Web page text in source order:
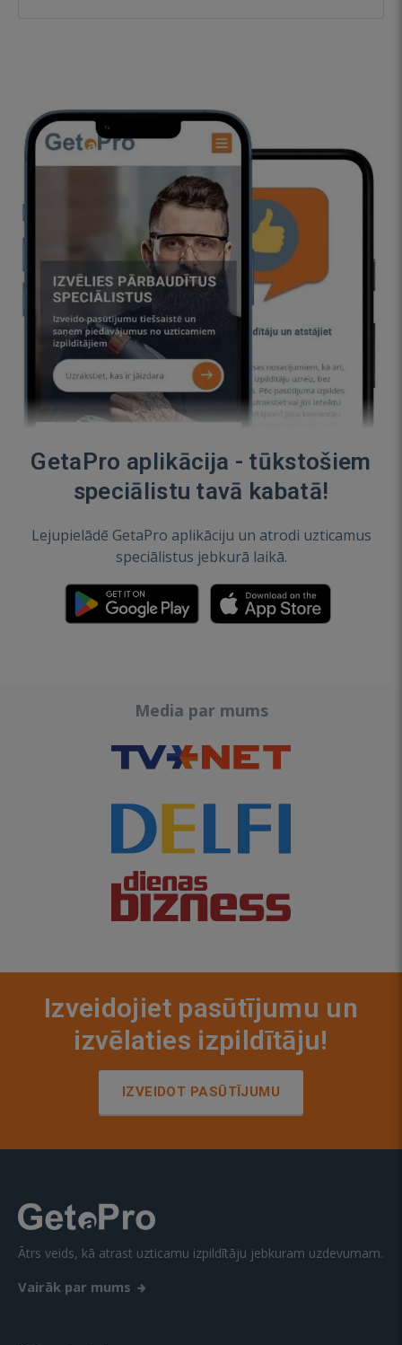
GetaPro aplikācija - tūkstošiem
speciālistu tavā kabatā!
Lejupielādē GetaPro aplikāciju un atrodi uzticamus
speciālistus jebkurā laikā.
Media par mums
Izveidojiet pasūtījumu un
izvēlaties izpildītāju!
IZVEIDOT PASŪTĪJUMU
Ātrs veids, kā atrast uzticamu izpildītāju jebkuram uzdevumam.
Vairāk par mums